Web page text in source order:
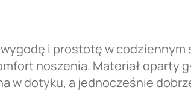
i prostotę w codziennym
noszenia. Materiał oparty
w dotyku, a jednocześnie